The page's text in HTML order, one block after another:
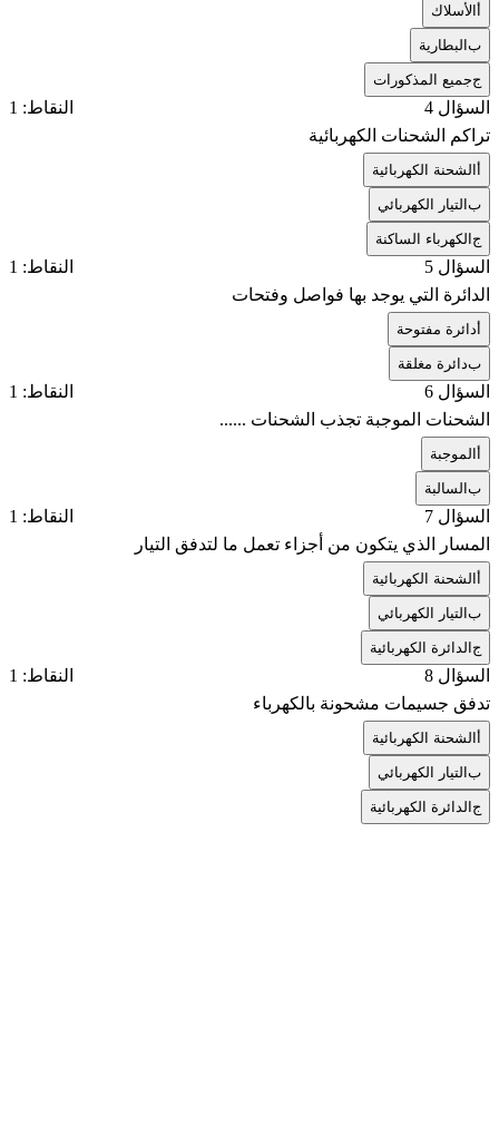
الأسلاك
بالبطارية
ججميع المذكورات
السؤال 4
النقاط: 1
تراكم الشحنات الكهربائية
الشحنة الكهربائية
بالتيار الكهربائي
جالكهرباء الساكنة
السؤال 5
النقاط: 1
الدائرة التي يوجد بها فواصل وفتحات
دائرة مفتوحة
بدائرة مغلقة
السؤال 6
النقاط: 1
الشحنات الموجبة تجذب الشحنات ......
الموجبة
بالسالبة
السؤال 7
النقاط: 1
المسار الذي يتكون من أجزاء تعمل ما لتدفق التيار
الشحنة الكهربائية
بالتيار الكهربائي
جالدائرة الكهربائية
السؤال 8
النقاط: 1
تدفق جسيمات مشحونة بالكهرباء
الشحنة الكهربائية
بالتيار الكهربائي
جالدائرة الكهربائية